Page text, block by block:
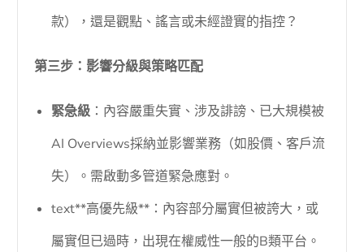
款），還是觀點、謠言或未經證實的指控？
第三步：影響分級與策略匹配
緊急級 ：內容嚴重失實、涉及誹謗、已大規模被
AI Overviews採納並影響業務（如股價、客戶流
失）。需啟動多管道緊急應對。
text**高優先級**：內容部分屬實但被誇大，或
屬實但已過時，出現在權威性一般的B類平台。